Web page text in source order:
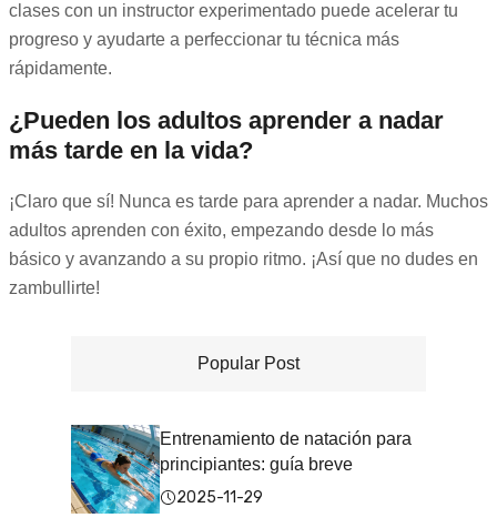
clases con un instructor experimentado puede acelerar tu
progreso y ayudarte a perfeccionar tu técnica más
rápidamente.
¿Pueden los adultos aprender a nadar
más tarde en la vida?
¡Claro que sí! Nunca es tarde para aprender a nadar. Muchos
adultos aprenden con éxito, empezando desde lo más
básico y avanzando a su propio ritmo. ¡Así que no dudes en
zambullirte!
Popular Post
Entrenamiento de natación para
principiantes: guía breve
2025-11-29